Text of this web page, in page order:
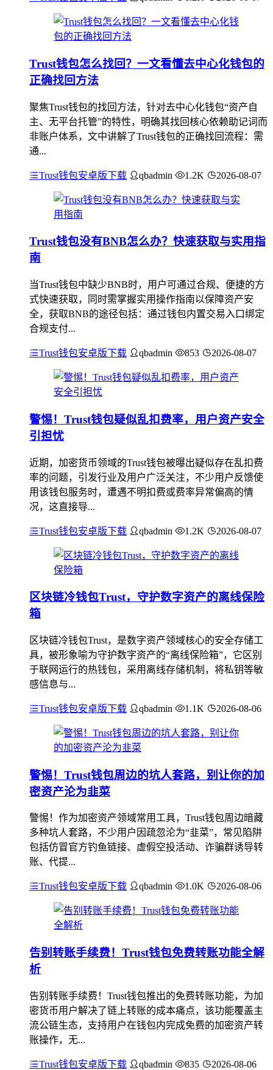
Trust钱包怎么找回？一文看懂去中心化钱包的
正确找回方法
聚焦Trust钱包的找回方法，针对去中心化钱包“资产自
主、无平台托管”的特性，明确其找回核心依赖助记词而
非账户体系，文中讲解了Trust钱包的正确找回流程：需
通...
Trust钱包安卓版下载 qbadmin 1.2K 2026-08-07
Trust钱包没有BNB怎么办？快速获取与实用指
南
当Trust钱包中缺少BNB时，用户可通过合规、便捷的方
式快速获取，同时需掌握实用操作指南以保障资产安
全，获取BNB的途径包括：通过钱包内置交易入口绑定
合规支付...
Trust钱包安卓版下载 qbadmin 853 2026-08-07
警惕！Trust钱包疑似乱扣费率，用户资产安全
引担忧
近期，加密货币领域的Trust钱包被曝出疑似存在乱扣费
率的问题，引发行业及用户广泛关注，不少用户反馈使
用该钱包服务时，遭遇不明扣费或费率异常偏高的情
况，这直接导...
Trust钱包安卓版下载 qbadmin 1.2K 2026-08-07
区块链冷钱包Trust，守护数字资产的离线保险
箱
区块链冷钱包Trust，是数字资产领域核心的安全存储工
具，被形象喻为守护数字资产的“离线保险箱”，它区别
于联网运行的热钱包，采用离线存储机制，将私钥等敏
感信息与...
Trust钱包安卓版下载 qbadmin 1.1K 2026-08-06
警惕！Trust钱包周边的坑人套路，别让你的加
密资产沦为韭菜
警惕！作为加密资产领域常用工具，Trust钱包周边暗藏
多种坑人套路，不少用户因疏忽沦为“韭菜”，常见陷阱
包括仿冒官方钓鱼链接、虚假空投活动、诈骗群诱导转
账、代提...
Trust钱包安卓版下载 qbadmin 1.0K 2026-08-06
告别转账手续费！Trust钱包免费转账功能全解
析
告别转账手续费！Trust钱包推出的免费转账功能，为加
密货币用户解决了链上转账的成本痛点，该功能覆盖主
流公链生态，支持用户在钱包内完成免费的加密资产转
账操作，无...
Trust钱包安卓版下载 qbadmin 835 2026-08-06